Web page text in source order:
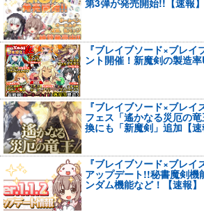
『ブレイブソード×ブレ
ント開催！新魔剣の製造率
『ブレイブソード×ブレ
フェス「遙かなる災厄の
換にも「新魔剣」追加【速
『ブレイブソード×ブレ
アップデート!!秘書魔剣機
ンダム機能など！【速報】